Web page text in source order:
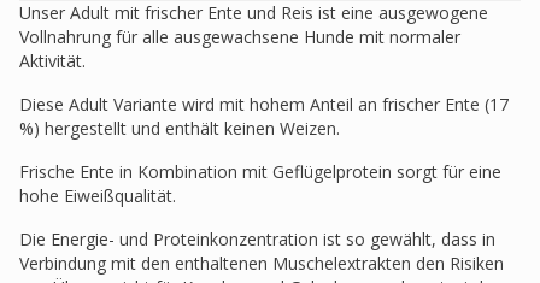
Unser Adult mit frischer Ente und Reis ist eine ausgewogene
Vollnahrung für alle ausgewachsene Hunde mit normaler
Aktivität.
Diese Adult Variante wird mit hohem Anteil an frischer Ente (17
%) hergestellt und enthält keinen Weizen.
Frische Ente in Kombination mit Geflügelprotein sorgt für eine
hohe Eiweißqualität.
Die Energie- und Proteinkonzentration ist so gewählt, dass in
Verbindung mit den enthaltenen Muschelextrakten den Risiken